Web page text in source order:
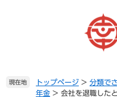
現在地 トップページ > 分類で
年金 > 会社を退職した